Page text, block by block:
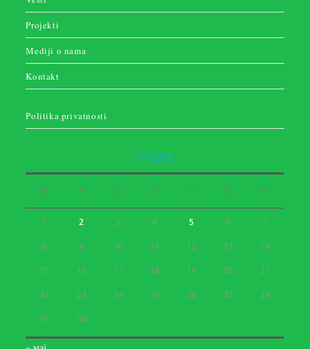
Projekti
Mediji o nama
Kontakt
Politika privatnosti
ЈУН 2026.
П У С Ч П С Н
1 2 3 4 5 6 7
8 9 10 11 12 13 14
15 16 17 18 19 20 21
22 23 24 25 26 27 28
29 30